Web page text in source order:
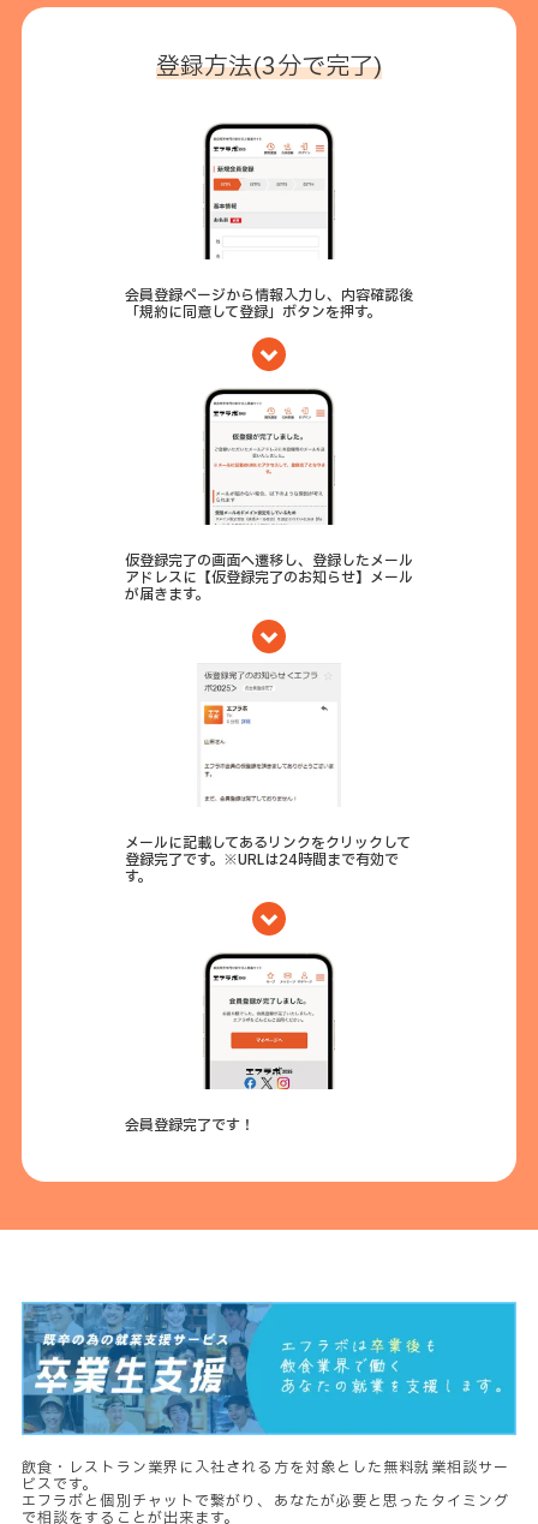
登録方法(3分で完了)
会員登録ページから情報入力し、内容確認後
「規約に同意して登録」ボタンを押す。
仮登録完了の画面へ遷移し、登録したメール
アドレスに【仮登録完了のお知らせ】メール
が届きます。
メールに記載してあるリンクをクリックして
登録完了です。※URLは24時間まで有効で
す。
会員登録完了です！
飲食・レストラン業界に入社される方を対象とした無料就業相談サー
ビスです。
エフラボと個別チャットで繋がり、あなたが必要と思ったタイミング
で相談をすることが出来ます。